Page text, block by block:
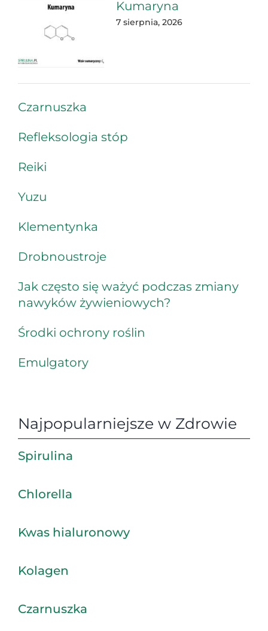
Kumaryna
7 sierpnia, 2026
Czarnuszka
Refleksologia stóp
Reiki
Yuzu
Klementynka
Drobnoustroje
Jak często się ważyć podczas zmiany
nawyków żywieniowych?
Środki ochrony roślin
Emulgatory
Najpopularniejsze w Zdrowie
Spirulina
Chlorella
Kwas hialuronowy
Kolagen
Czarnuszka